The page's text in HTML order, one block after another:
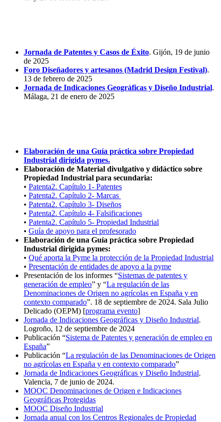
Jornada de Patentes y Casos de Éxito. Gijón, 19 de junio
de 2025
Foro Diseñadores y artesanos (Madrid Design Festival).
13 de febrero de 2025
Jornada de Indicaciones Geográficas y Diseño Industrial.
Málaga, 21 de enero de 2025
Elaboración de una Guía práctica sobre Propiedad
Industrial dirigida pymes.
Elaboración de Material divulgativo y didáctico sobre
Propiedad Industrial para secundaria:
• Patenta2. Capítulo 1- Patentes
• Patenta2. Capítulo 2- Marcas
• Patenta2. Capítulo 3- Diseños
• Patenta2. Capítulo 4- Falsificaciones
• Patenta2. Capítulo 5- Propiedad Industrial
• Guía de apoyo para el profesorado
Elaboración de una Guía práctica sobre Propiedad
Industrial dirigida pymes:
• Qué aporta la Pyme la protección de la Propiedad Industrial
• Presentación de entidades de apoyo a la pyme
Presentación de los informes “Sistemas de patentes y
generación de empleo” y “La regulación de las
Denominaciones de Origen no agrícolas en España y en
contexto comparado”. 18 de septiembre de 2024. Sala Julio
Delicado (OEPM) [programa evento]
Jornada de Indicaciones Geográficas y Diseño Industrial.
Logroño, 12 de septiembre de 2024
Publicación “Sistema de Patentes y generación de empleo en
España”
Publicación “La regulación de las Denominaciones de Origen
no agrícolas en España y en contexto comparado”
Jornada de Indicaciones Geográficas y Diseño Industrial.
Valencia, 7 de junio de 2024.
MOOC Denominaciones de Origen e Indicaciones
Geográficas Protegidas
MOOC Diseño Industrial
Jornada anual con los Centros Regionales de Propiedad